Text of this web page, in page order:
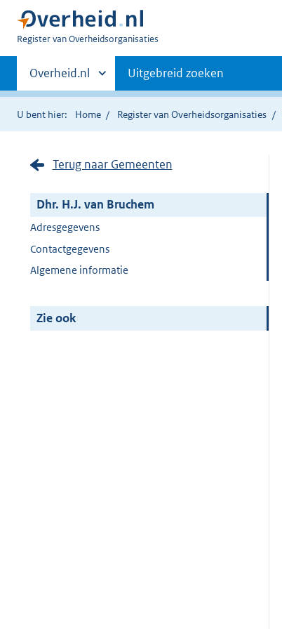
U
Register van Overheidsorganisaties
Primaire
navigatie
Andere
sites
binnen
Overheid.nl Uitgebreid zoeken
U bent hier: Home Register van Overheidsorganisaties
Terug naar Gemeenten
Dhr. H.J. van Bruchem
Adresgegevens
Contactgegevens
Algemene informatie
Zie ook